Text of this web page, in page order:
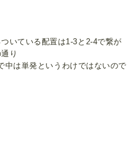
いている配置は1-3と2-4で繋が
り
中は単発というわけではないので